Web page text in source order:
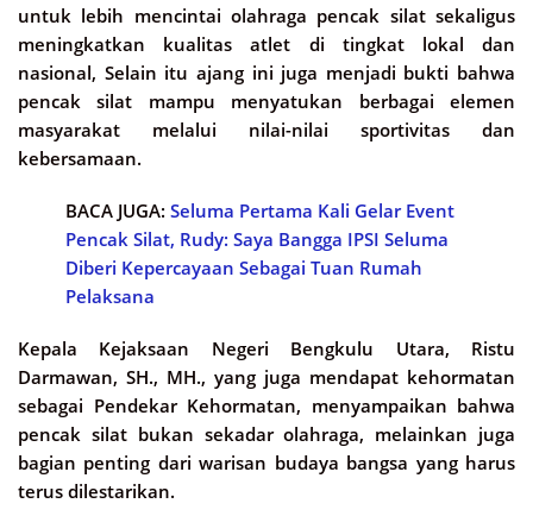
untuk lebih mencintai olahraga pencak silat sekaligus
meningkatkan kualitas atlet di tingkat lokal dan
nasional, Selain itu ajang ini juga menjadi bukti bahwa
pencak silat mampu menyatukan berbagai elemen
masyarakat melalui nilai-nilai sportivitas dan
kebersamaan.
BACA JUGA: Seluma Pertama Kali Gelar Event
Pencak Silat, Rudy: Saya Bangga IPSI Seluma
Diberi Kepercayaan Sebagai Tuan Rumah
Pelaksana
Kepala Kejaksaan Negeri Bengkulu Utara, Ristu
Darmawan, SH., MH., yang juga mendapat kehormatan
sebagai Pendekar Kehormatan, menyampaikan bahwa
pencak silat bukan sekadar olahraga, melainkan juga
bagian penting dari warisan budaya bangsa yang harus
terus dilestarikan.